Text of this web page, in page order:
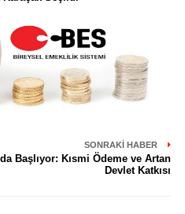
SONRAKI HABER
Başlıyor: Kısmi Ödeme ve Artan
Devlet Katkısı